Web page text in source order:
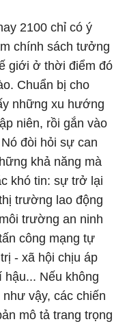
2100 chỉ có ý
chính sách tưởng
giới ở thời điểm đó
Chuẩn bị cho
những xu hướng
niên, rồi gắn vào
đòi hỏi sự can
khả năng mà
khó tin: sự trở lại
trường lao động
trường an ninh
công mạng tự
- xã hội chịu áp
Nếu không
vậy, các chiến
mô tả trang trọng